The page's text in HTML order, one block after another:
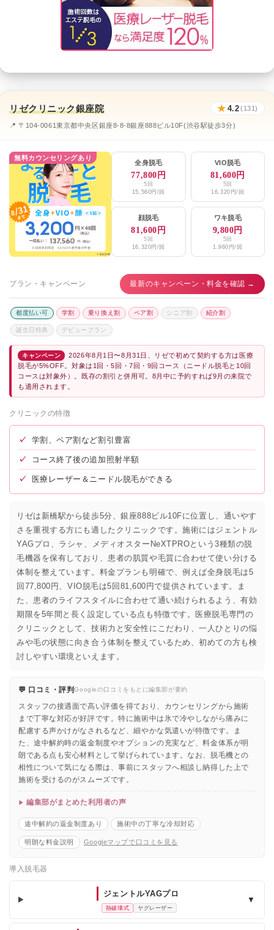
リゼクリニック銀座院 ★ 4.2(131)
📍 〒104-0061東京都中央区銀座8-8-8銀座888ビル10F(渋谷駅徒歩3分)
無料カウンセリングあり
全身脱毛
77,800円
5回
15,560円/回
VIO脱毛
81,600円
5回
16,320円/回
顔脱毛
81,600円
5回
16,320円/回
ワキ脱毛
9,800円
5回
1,960円/回
プラン・キャンペーン 最新のキャンペーン・料金を確認 →
都度払い可 学割 乗り換え割 ペア割 シニア割 紹介割
誕生日特典 デビュープラン
キャンペーン
2026年8月1日〜8月31日、リゼで初めて契約する方は医療
脱毛が5%OFF。対象は1回・5回・7回・9回コース（ニードル脱毛と10回
コースは対象外）。既存の割引と併用可。8月中に予約すれば9月の来院で
も適用されます。
クリニックの特徴
✓ 学割、ペア割など割引豊富
✓ コース終了後の追加照射半額
✓ 医療レーザー＆ニードル脱毛ができる
リゼは新橋駅から徒歩5分、銀座888ビル10Fに位置し、通いやす
さを重視する方にも適したクリニックです。施術にはジェントル
YAGプロ、ラシャ、メディオスターNeXTPROという3種類の脱
毛機器を保有しており、患者の肌質や毛質に合わせて使い分ける
体制を整えています。料金プランも明確で、例えば全身脱毛は5
回77,800円、VIO脱毛は5回81,600円で提供されています。ま
た、患者のライフスタイルに合わせて通い続けられるよう、有効
期限を5年間と長く設定している点も特徴です。医療脱毛専門の
クリニックとして、技術力と安全性にこだわり、一人ひとりの悩
みや毛の状態に向き合う体制を整えているため、初めての方も検
討しやすい環境といえます。
💬 口コミ・評判Googleの口コミをもとに編集部が要約
スタッフの接遇面で高い評価を得ており、カウンセリングから施術
まで丁寧な対応が好評です。特に施術中は氷で冷やしながら痛みに
配慮する声かけがなされるなど、細やかな気遣いが特徴です。ま
た、途中解約時の返金制度やオプションの充実など、料金体系が明
朗である点も安心材料として挙げられています。なお、脱毛機との
相性について気になる際は、事前にスタッフへ相談し納得した上で
施術を受けるのがスムーズです。
編集部がまとめた利用者の声
途中解約の返金制度あり 施術中の丁寧な冷却対応
明朗な料金説明 Googleマップで口コミを見る
導入脱毛器
ジェントルYAGプロ
熱破壊式 ヤグレーザー
▼